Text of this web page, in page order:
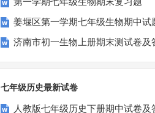
姜堰区第一学期七年级生物期中试
济南市初一生物上册期末测试卷及
七年级历史最新试卷
人教版七年级历史下册期中试卷及